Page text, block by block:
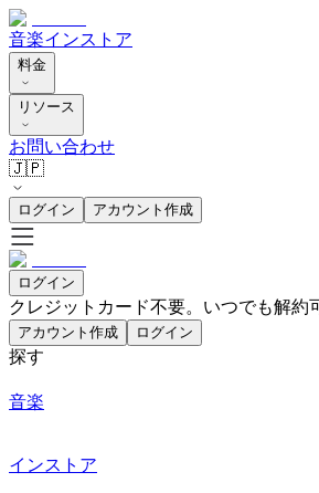
音楽インストア
料金
リソース
お問い合わせ
🇯🇵
ログイン アカウント作成
ログイン
クレジットカード不要。いつでも解約
アカウント作成 ログイン
探す
音楽
インストア